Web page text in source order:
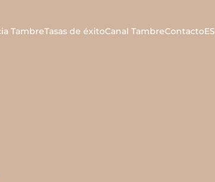
TambreTasas de éxitoCanal TambreContactoES